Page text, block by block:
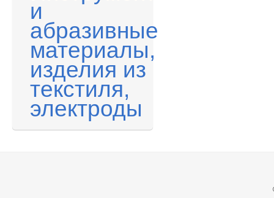
и
абразивные
материалы,
изделия из
текстиля,
электроды